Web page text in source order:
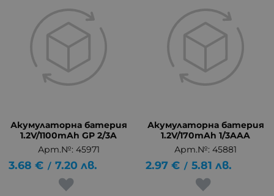
Акумулаторна батерия
1.2V/1100mAh GP 2/3A
Арт.№: 45971
3.68 € / 7.20 лв.
Акумулаторна батерия
1.2V/170mAh 1/3AAA
Арт.№: 45881
2.97 € / 5.81 лв.